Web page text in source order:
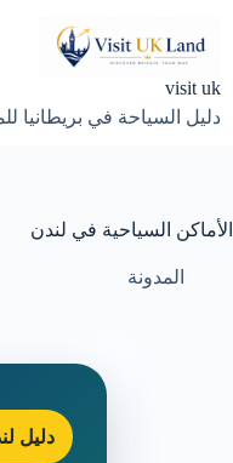
المحتوى
visit uk
دليل السياحة في بريطانيا
الأماكن السياحية في لندن
المدونة
دليل